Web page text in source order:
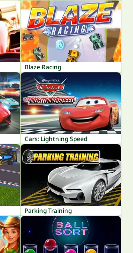
Blaze Racing
Cars: Lightning Speed
Parking Training